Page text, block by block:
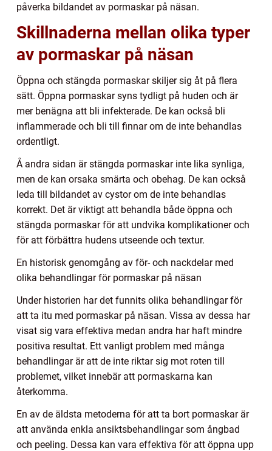
påverka bildandet av pormaskar på näsan.
Skillnaderna mellan olika typer
av pormaskar på näsan
Öppna och stängda pormaskar skiljer sig åt på flera
sätt. Öppna pormaskar syns tydligt på huden och är
mer benägna att bli infekterade. De kan också bli
inflammerade och bli till finnar om de inte behandlas
ordentligt.
Å andra sidan är stängda pormaskar inte lika synliga,
men de kan orsaka smärta och obehag. De kan också
leda till bildandet av cystor om de inte behandlas
korrekt. Det är viktigt att behandla både öppna och
stängda pormaskar för att undvika komplikationer och
för att förbättra hudens utseende och textur.
En historisk genomgång av för- och nackdelar med
olika behandlingar för pormaskar på näsan
Under historien har det funnits olika behandlingar för
att ta itu med pormaskar på näsan. Vissa av dessa har
visat sig vara effektiva medan andra har haft mindre
positiva resultat. Ett vanligt problem med många
behandlingar är att de inte riktar sig mot roten till
problemet, vilket innebär att pormaskarna kan
återkomma.
En av de äldsta metoderna för att ta bort pormaskar är
att använda enkla ansiktsbehandlingar som ångbad
och peeling. Dessa kan vara effektiva för att öppna upp